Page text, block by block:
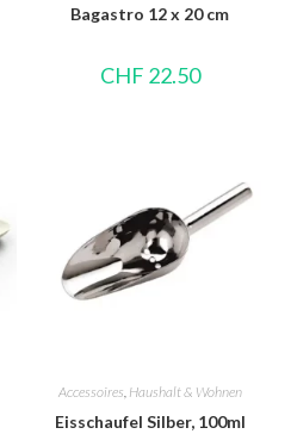
Bagastro 12 x 20 cm
CHF 22.50
Accessoires, Haushalt & Wohnen
Eisschaufel Silber, 100ml